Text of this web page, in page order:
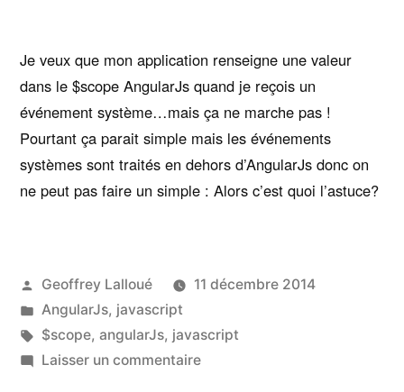
Je veux que mon application renseigne une valeur
dans le $scope AngularJs quand je reçois un
événement système…mais ça ne marche pas !
Pourtant ça parait simple mais les événements
systèmes sont traités en dehors d’AngularJs donc on
ne peut pas faire un simple : Alors c’est quoi l’astuce?
Publié
par
Geoffrey Lalloué
11 décembre 2014
Publié
dans
AngularJs, javascript
Étiquettes :
$scope, angularJs, javascript
Laisser un commentairesur